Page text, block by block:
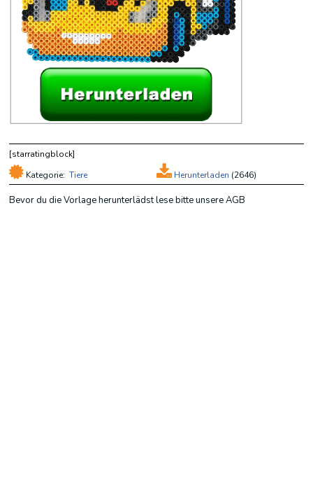
[starratingblock]
Herunterladen (2646)
Kategorie: Tiere
Bevor du die Vorlage herunterlädst lese bitte unsere AGB